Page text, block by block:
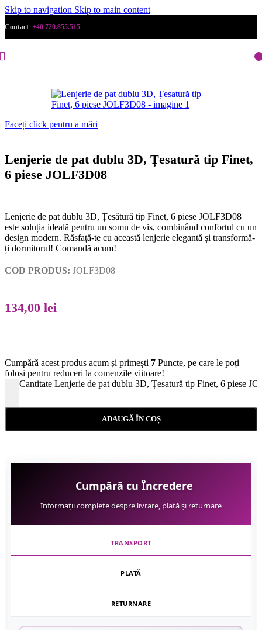
Skip to navigation Skip to main content
Contact: +40 720.855.515
Faceți click pentru a mări
Lenjerie de pat dublu 3D, Țesatură tip Finet,
6 piese JOLF3D08
Lenjerie de pat dublu 3D, Țesătură tip Finet, 6 piese JOLF3D08
este soluția ideală pentru un somn de vis, combinând confortul cu un
design modern. Răsfață-te cu această lenjerie elegantă și transformă-
ți dormitorul! Comandă acum!
COD PRODUS: JOLF3D08
134,00 lei
Cumpără acest produs acum și primești 7 Puncte, pe care le poți
folosi pentru reduceri la comenzile viitoare!
-
Cantitate Lenjerie de pat dublu 3D, Țesatură tip Finet, 6 piese
ADAUGĂ ÎN COȘ
Cumpără cu Încredere
Informații complete despre livrare, plată și returnare
TRANSPORT
PLATĂ
RETURNARE